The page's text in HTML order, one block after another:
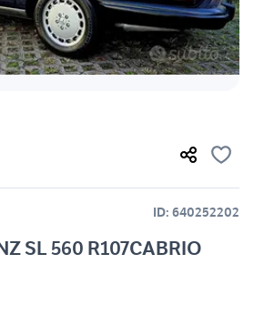
ID: 640252202
SL 560 R107CABRIO